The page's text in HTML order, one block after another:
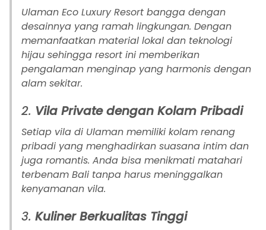
Ulaman Eco Luxury Resort bangga dengan
desainnya yang ramah lingkungan. Dengan
memanfaatkan material lokal dan teknologi
hijau sehingga resort ini memberikan
pengalaman menginap yang harmonis dengan
alam sekitar.
2. Vila Private dengan Kolam Pribadi
Setiap vila di Ulaman memiliki kolam renang
pribadi yang menghadirkan suasana intim dan
juga romantis. Anda bisa menikmati matahari
terbenam Bali tanpa harus meninggalkan
kenyamanan vila.
3. Kuliner Berkualitas Tinggi